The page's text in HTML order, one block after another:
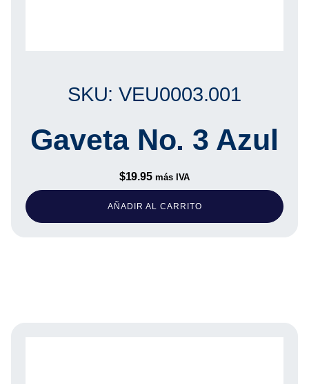
SKU: VEU0003.001
Gaveta No. 3 Azul
$19.95 más IVA
AÑADIR AL CARRITO